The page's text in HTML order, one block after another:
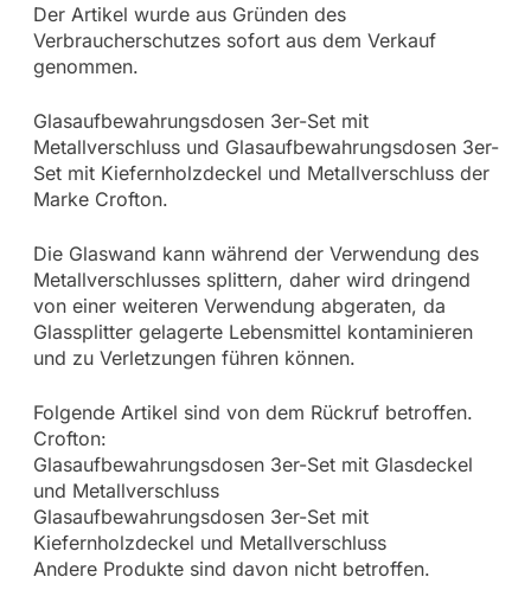
Der Artikel wurde aus Gründen des
Verbraucherschutzes sofort aus dem Verkauf
genommen.
Glasaufbewahrungsdosen 3er-Set mit
Metallverschluss und Glasaufbewahrungsdosen 3er-
Set mit Kiefernholzdeckel und Metallverschluss der
Marke Crofton.
Die Glaswand kann während der Verwendung des
Metallverschlusses splittern, daher wird dringend
von einer weiteren Verwendung abgeraten, da
Glassplitter gelagerte Lebensmittel kontaminieren
und zu Verletzungen führen können.
Folgende Artikel sind von dem Rückruf betroffen.
Crofton:
Glasaufbewahrungsdosen 3er-Set mit Glasdeckel
und Metallverschluss
Glasaufbewahrungsdosen 3er-Set mit
Kiefernholzdeckel und Metallverschluss
Andere Produkte sind davon nicht betroffen.